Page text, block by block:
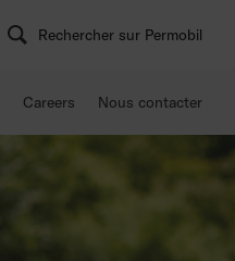
Rechercher sur Permobil
Careers Nous contacter